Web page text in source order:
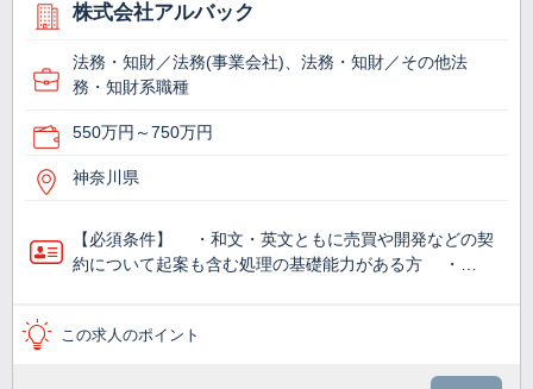
株式会社アルバック
法務・知財／法務(事業会社)、法務・知財／その他法
務・知財系職種
550万円～750万円
神奈川県
【必須条件】 ・和文・英文ともに売買や開発などの契
約について起案も含む処理の基礎能力がある方 ・…
この求人のポイント